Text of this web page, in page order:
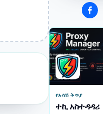
የአሳሽ ቅጥያ
ተኪ አስተዳዳሪ